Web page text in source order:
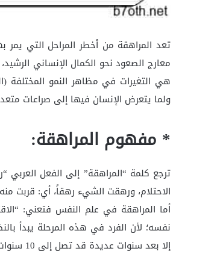
تعد المراهقة من أخطر المراحل التي يمر
معارج الصعود نحو الكمال الإنساني
هي التغيرات في مظاهر النمو المختلفة
ولما يتعرض الإنسان فيها إلى صراعات
* مفهوم المراهقة:
ترجع كلمة “المراهقة” إلى الفعل
الاحتلام، ورهقت الشيء رهقاً، أي: قربت
أما المراهقة في علم النفس فتعني:
نفسه؛ لأن الفرد في هذه المرحلة يبدأ
إلا بعد سنوات عديدة قد تصل إلى 10 سنوات.